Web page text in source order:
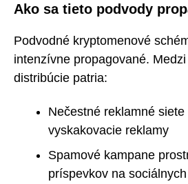
Ako sa tieto podvody
Podvodné kryptomenové
intenzívne propagované.
distribúcie patria:
Nečestné reklamné siete
vyskakovacie reklamy
Spamové kampane
príspevkov na